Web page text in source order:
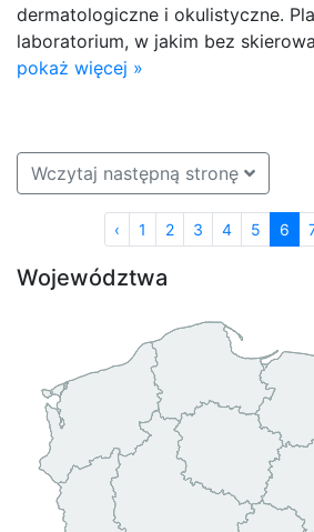
dermatologiczne i okulistyczne.
laboratorium, w jakim bez
pokaż więcej »
Wczytaj następną stronę
‹ 1 2 3 4 5 6
Województwa